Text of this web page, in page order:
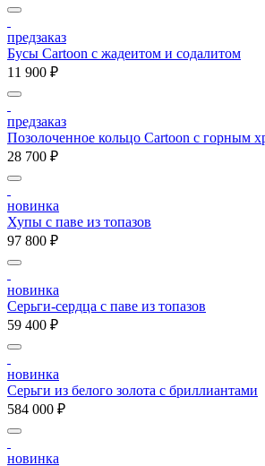
предзаказ
Бусы Cartoon с жадеитом и содалитом
11 900 ₽
предзаказ
Позолоченное кольцо Cartoon c горным
28 700 ₽
новинка
Хупы с паве из топазов
97 800 ₽
новинка
Серьги-сердца с паве из топазов
59 400 ₽
новинка
Серьги из белого золота с бриллиантами
584 000 ₽
новинка